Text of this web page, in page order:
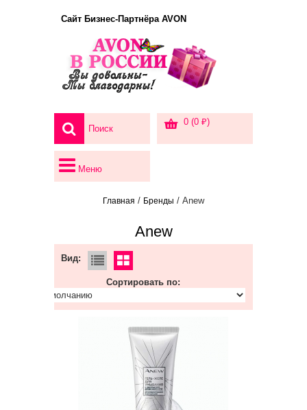
Сайт Бизнес-Партнёра AVON
0 (0 ₽)
Меню
Главная / Бренды / Anew
Anew
Вид:
Сортировать по: